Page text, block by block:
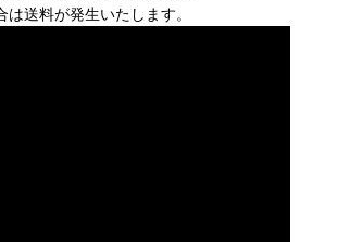
送料が発生いたします。